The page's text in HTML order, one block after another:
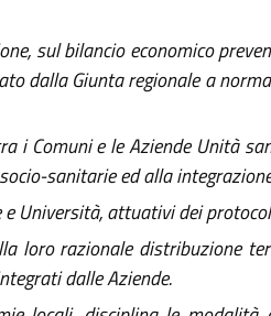
sul bilancio economico
dalla Giunta regionale a
Comuni e le Aziende Unità
sanitarie ed alla
attuativi dei
loro razionale distribuzione
dalle Aziende.